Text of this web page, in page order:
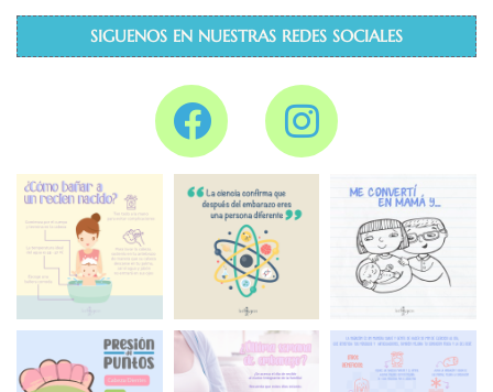
SIGUENOS EN NUESTRAS REDES SOCIALES